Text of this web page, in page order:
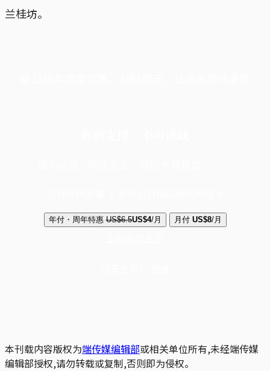
兰桂坊。
年付・周年特惠 US$6.5US$4/月 月付 US$8/月
本刊载内容版权为端传媒编辑部或相关单位所有,未经端传媒
编辑部授权,请勿转载或复制,否则即为侵权。